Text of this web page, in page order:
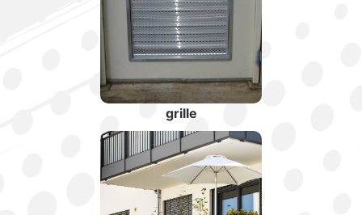
grille